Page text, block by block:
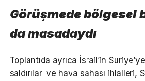
Görüşmede bölgesel
da masadaydı
Toplantıda ayrıca İsrail’in
saldırıları ve hava sahası ihlalleri,